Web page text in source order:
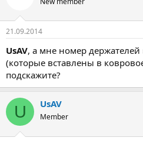
21.09.2014
UsAV, а мне номер держателей
(которые вставлены в
подскажите?
U UsAV
Member